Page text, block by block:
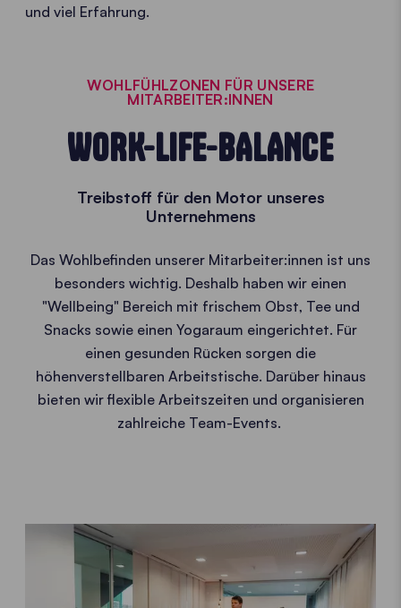
und viel Erfahrung.
WOHLFÜHLZONEN FÜR UNSERE
MITARBEITER:INNEN
WORK-LIFE-BALANCE
Treibstoff für den Motor unseres
Unternehmens
Das Wohlbefinden unserer Mitarbeiter:innen ist uns
besonders wichtig. Deshalb haben wir einen
"Wellbeing" Bereich mit frischem Obst, Tee und
Snacks sowie einen Yogaraum eingerichtet. Für
einen gesunden Rücken sorgen die
höhenverstellbaren Arbeitstische. Darüber hinaus
bieten wir flexible Arbeitszeiten und organisieren
zahlreiche Team-Events.